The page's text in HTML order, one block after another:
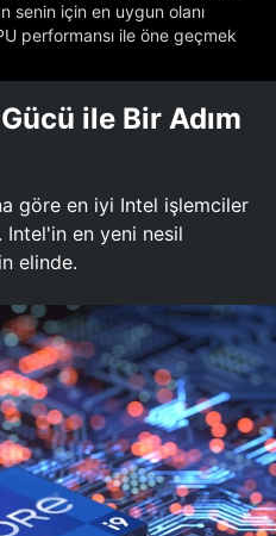
senin için en uygun olanı
performansı ile öne geçmek
ile Bir Adım
göre en iyi Intel işlemciler
Intel'in en yeni nesil
elinde.